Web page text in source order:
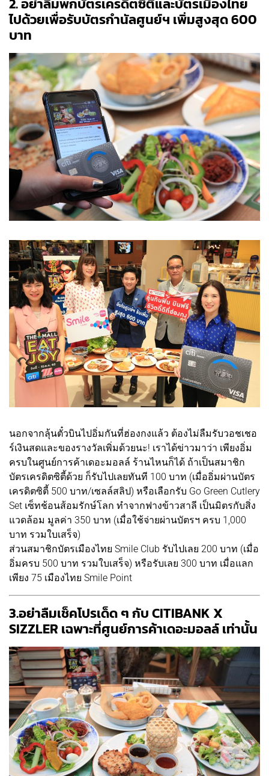
ไปด้วยเพื่อรับบัตรกำนัลศูนย์ฯ เพิ่มสูงสุด 600
บาท
นอกจากลุ้นตั๋วบินไปอิ่มกันที่ฮ่องกงแล้ว ต้องไม่ลืมรับวอชเชอ
ร์เงินสดและของรางวัลเพิ่มด้วยนะ! เราได้ข่าวมาว่า เพียงอิ่ม
ครบในศูนย์การค้าเดอะมอลล์ ร้านไหนก็ได้ ถ้าเป็นสมาชิก
บัตรเครดิตซิตี้ด้วย ก็รับไปเลยทันที 100 บาท (เมื่ออิ่มผ่านบัตร
เครดิตซิตี้ 500 บาท/เซลล์สลิป) หรือเลือกรับ Go Green Cutlery
Set เซ็ทช้อนส้อมรักษ์โลก ทำจากฟางข้าวสาลี เป็นมิตรกับสิ่ง
แวดล้อม มูลค่า 350 บาท (เมื่อใช้จ่ายผ่านบัตรฯ ครบ 1,000
บาท รวมใบเสร็จ)
ส่วนสมาชิกบัตรเมืองไทย Smile Club รับไปเลย 200 บาท (เมื่อ
อิ่มครบ 500 บาท รวมใบเสร็จ) หรือรับเลย 300 บาท เมื่อแลก
เพียง 75 เมืองไทย Smile Point
3.อย่าลืมเช็คโปรเด็ด ๆ กับ CITIBANK X
SIZZLER เฉพาะที่ศูนย์การค้าเดอะมอลล์ เท่านั้น